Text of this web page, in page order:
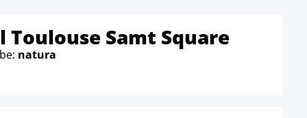
Toulouse Samt Square
natura